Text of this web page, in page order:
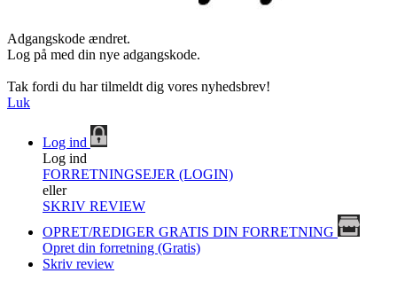
Adgangskode ændret.
Log på med din nye adgangskode.
Tak fordi du har tilmeldt dig vores nyhedsbrev!
Luk
Log ind
Log ind
FORRETNINGSEJER (LOGIN)
eller
SKRIV REVIEW
OPRET/REDIGER GRATIS DIN FORRETNING
Opret din forretning (Gratis)
Skriv review